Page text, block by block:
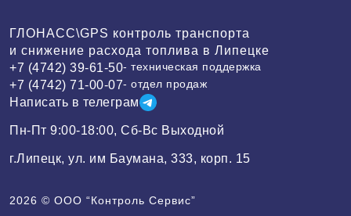
ГЛОНАСС\GPS контроль транспорта
и снижение расхода топлива в Липецке
+7 (4742) 39-61-50- техническая поддержка
+7 (4742) 71-00-07- отдел продаж
Написать в телеграм
Пн-Пт 9:00-18:00, Сб-Вс Выходной
г.Липецк, ул. им Баумана, 333, корп. 15
2026 © ООО “Контроль Сервис”